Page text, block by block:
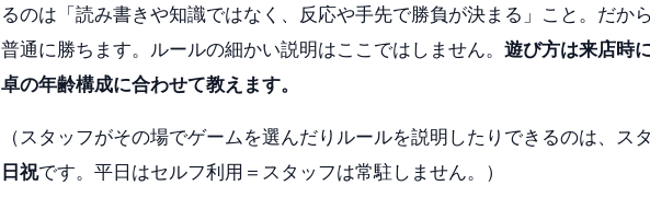
るのは「読み書きや知識ではなく、反応や手先で勝負が決まる」こと。だか
普通に勝ちます。ルールの細かい説明はここではしません。 遊び方は来店時
卓の年齢構成に合わせて教えます。
（スタッフがその場でゲームを選んだりルールを説明したりできるのは、ス
日祝です。平日はセルフ利用＝スタッフは常駐しません。）